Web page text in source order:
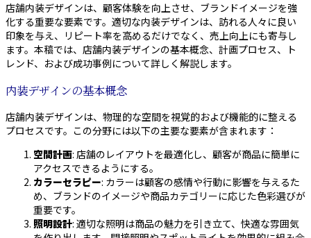
店舗内装デザインは、顧客体験を向上させ、ブランドイメージを強
化する重要な要素です。適切な内装デザインは、訪れる人々に良い
印象を与え、リピート率を高めるだけでなく、売上向上にも寄与し
ます。本稿では、店舗内装デザインの基本概念、計画プロセス、ト
レンド、および成功事例について詳しく解説します。
内装デザインの基本概念
店舗内装デザインは、物理的な空間を視覚的および機能的に整える
プロセスです。この分野には以下の主要な要素が含まれます：
空間計画: 店舗のレイアウトを最適化し、顧客が商品に簡単に
アクセスできるようにする。
カラーセラピー: カラーは顧客の感情や行動に影響を与えるた
め、ブランドのイメージや商品カテゴリーに応じた色彩選びが
重要です。
照明設計: 適切な照明は商品の魅力を引き立て、快適な雰囲気